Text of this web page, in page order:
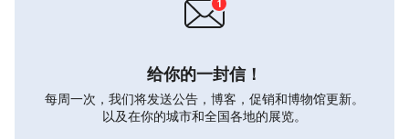
给你的一封信！
每周一次，我们将发送公告，博客，促销和博物馆更新。
以及在你的城市和全国各地的展览。